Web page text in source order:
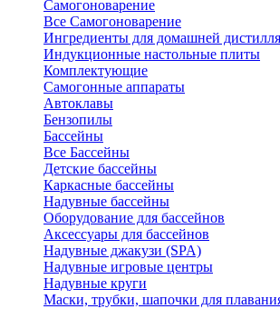
Самогоноварение
Все Самогоноварение
Ингредиенты для домашней
Индукционные настольные плиты
Комплектующие
Самогонные аппараты
Автоклавы
Бензопилы
Бассейны
Все Бассейны
Детские бассейны
Каркасные бассейны
Надувные бассейны
Оборудование для бассейнов
Аксессуары для бассейнов
Надувные джакузи (SPA)
Надувные игровые центры
Надувные круги
Маски, трубки, шапочки для